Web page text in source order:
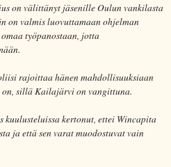
on välittänyt jäsenille Oulun vankilasta
on valmis luovuttamaan ohjelman
työpanostaan, jotta
rajoittaa hänen mahdollisuuksiaan
sillä Kailajärvi on vangittuna.
kertonut, ettei Wincapita
ja että sen varat muodostuvat vain